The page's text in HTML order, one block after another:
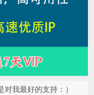
我最好的支持：）